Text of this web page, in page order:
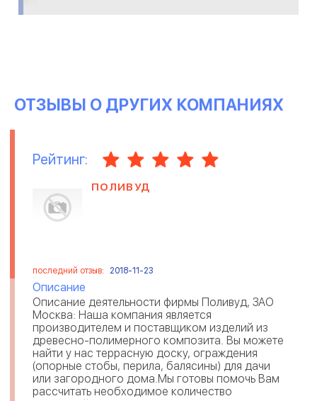
ОТЗЫВЫ О ДРУГИХ КОМПАНИЯХ
Рейтинг:
ПОЛИВУД
последний отзыв: 2018-11-23
Описание
Описание деятельности фирмы Поливуд, ЗАО
Москва: Наша компания является
производителем и поставщиком изделий из
древесно-полимерного композита. Вы можете
найти у нас террасную доску, ограждения
(опорные стобы, перила, балясины) для дачи
или загородного дома.Мы готовы помочь Вам
рассчитать необходимое количество